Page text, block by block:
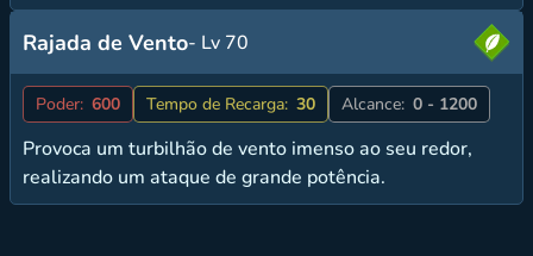
Rajada de Vento- Lv 70
Poder: 600 Tempo de Recarga: 30 Alcance: 0 - 1200
Provoca um turbilhão de vento imenso ao seu redor,
realizando um ataque de grande potência.